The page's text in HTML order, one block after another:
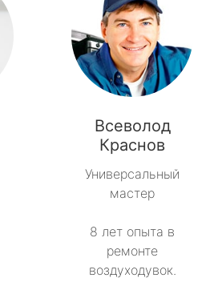
Всеволод
Краснов
Универсальный
мастер
8 лет опыта в
ремонте
воздуходувок.